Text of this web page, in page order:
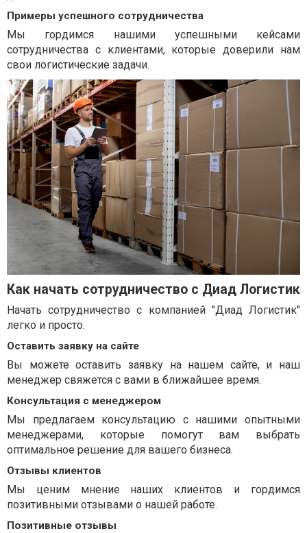
Примеры успешного сотрудничества
Мы гордимся нашими успешными кейсами
сотрудничества с клиентами, которые доверили нам
свои логистические задачи.
Как начать сотрудничество с Диад Логистик
Начать сотрудничество с компанией "Диад Логистик"
легко и просто.
Оставить заявку на сайте
Вы можете оставить заявку на нашем сайте, и наш
менеджер свяжется с вами в ближайшее время.
Консультация с менеджером
Мы предлагаем консультацию с нашими опытными
менеджерами, которые помогут вам выбрать
оптимальное решение для вашего бизнеса.
Отзывы клиентов
Мы ценим мнение наших клиентов и гордимся
позитивными отзывами о нашей работе.
Позитивные отзывы